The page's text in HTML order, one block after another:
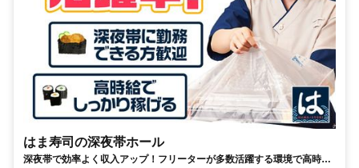
はま寿司の深夜帯ホール
深夜帯で効率よく収入アップ！フリーターが多数活躍する環境で高時給